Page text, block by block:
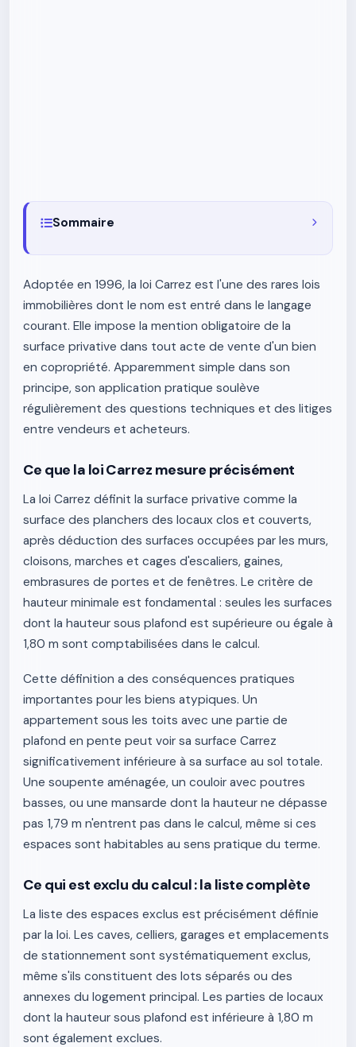
Sommaire
Adoptée en 1996, la loi Carrez est l'une des rares lois
immobilières dont le nom est entré dans le langage
courant. Elle impose la mention obligatoire de la
surface privative dans tout acte de vente d'un bien
en copropriété. Apparemment simple dans son
principe, son application pratique soulève
régulièrement des questions techniques et des litiges
entre vendeurs et acheteurs.
Ce que la loi Carrez mesure précisément
La loi Carrez définit la surface privative comme la
surface des planchers des locaux clos et couverts,
après déduction des surfaces occupées par les murs,
cloisons, marches et cages d'escaliers, gaines,
embrasures de portes et de fenêtres. Le critère de
hauteur minimale est fondamental : seules les surfaces
dont la hauteur sous plafond est supérieure ou égale à
1,80 m sont comptabilisées dans le calcul.
Cette définition a des conséquences pratiques
importantes pour les biens atypiques. Un
appartement sous les toits avec une partie de
plafond en pente peut voir sa surface Carrez
significativement inférieure à sa surface au sol totale.
Une soupente aménagée, un couloir avec poutres
basses, ou une mansarde dont la hauteur ne dépasse
pas 1,79 m n'entrent pas dans le calcul, même si ces
espaces sont habitables au sens pratique du terme.
Ce qui est exclu du calcul : la liste complète
La liste des espaces exclus est précisément définie
par la loi. Les caves, celliers, garages et emplacements
de stationnement sont systématiquement exclus,
même s'ils constituent des lots séparés ou des
annexes du logement principal. Les parties de locaux
dont la hauteur sous plafond est inférieure à 1,80 m
sont également exclues.